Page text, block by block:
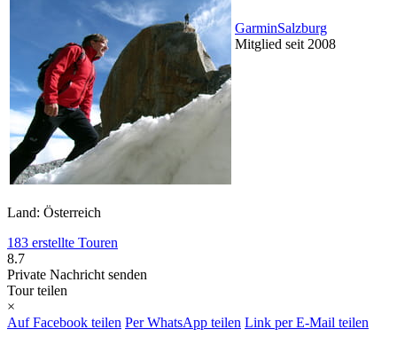
GarminSalzburg
Mitglied seit 2008
Land: Österreich
183 erstellte Touren
8.7
Private Nachricht senden
Tour teilen
×
Auf Facebook teilen Per WhatsApp teilen Link per E-Mail teilen